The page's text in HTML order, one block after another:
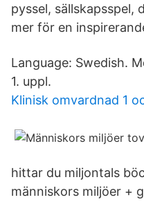
pyssel, sällskapsspel,
mer för en
Language: Swedish.
1. uppl.
Klinisk omvardnad 1
hittar du miljontals
människors miljöer +